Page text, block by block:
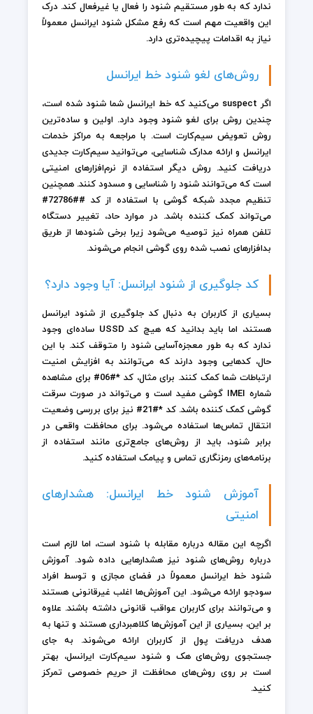
ندارد که به طور مستقیم شنود را فعال یا غیرفعال کند. درک
این واقعیت مهم است که رفع مشکل شنود ایرانسل معمولاً
نیاز به اقدامات پیچیده‌تری دارد.
روش‌های لغو شنود خط ایرانسل
اگر suspect می‌کنید که خط ایرانسل شما شنود شده است،
چندین روش برای لغو شنود وجود دارد. اولین و ساده‌ترین
روش تعویض سیم‌کارت است. با مراجعه به مراکز خدمات
ایرانسل و ارائه مدارک شناسایی، می‌توانید سیم‌کارت جدیدی
دریافت کنید. روش دیگر استفاده از نرم‌افزارهای امنیتی
است که می‌توانند شنود را شناسایی و مسدود کنند. همچنین
تنظیم مجدد شبکه گوشی با استفاده از کد ##72786#
می‌تواند کمک کننده باشد. در موارد حاد، تغییر دستگاه
تلفن همراه نیز توصیه می‌شود زیرا برخی شنودها از طریق
بدافزارهای نصب شده روی گوشی انجام می‌شوند.
کد جلوگیری از شنود ایرانسل: آیا وجود دارد؟
بسیاری از کاربران به دنبال کد جلوگیری از شنود ایرانسل
هستند، اما باید بدانید که هیچ کد USSD ساده‌ای وجود
ندارد که به طور معجزه‌آسایی شنود را متوقف کند. با این
حال، کدهایی وجود دارند که می‌توانند به افزایش امنیت
ارتباطات شما کمک کنند. برای مثال، کد *#06# برای مشاهده
شماره IMEI گوشی مفید است و می‌تواند در صورت سرقت
گوشی کمک کننده باشد. کد *#21# نیز برای بررسی وضعیت
انتقال تماس‌ها استفاده می‌شود. برای محافظت واقعی در
برابر شنود، باید از روش‌های جامع‌تری مانند استفاده از
برنامه‌های رمزنگاری تماس و پیامک استفاده کنید.
آموزش شنود خط ایرانسل: هشدارهای
امنیتی
اگرچه این مقاله درباره مقابله با شنود است، اما لازم است
درباره روش‌های شنود نیز هشدارهایی داده شود. آموزش
شنود خط ایرانسل معمولاً در فضای مجازی و توسط افراد
سودجو ارائه می‌شود. این آموزش‌ها اغلب غیرقانونی هستند
و می‌توانند برای کاربران عواقب قانونی داشته باشند. علاوه
بر این، بسیاری از این آموزش‌ها کلاهبرداری هستند و تنها به
هدف دریافت پول از کاربران ارائه می‌شوند. به جای
جستجوی روش‌های هک و شنود سیم‌کارت ایرانسل، بهتر
است بر روی روش‌های محافظت از حریم خصوصی تمرکز
کنید.